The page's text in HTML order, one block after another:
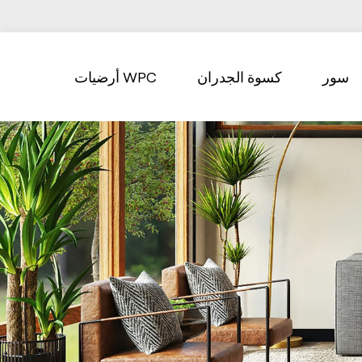
أرضيات WPC كسوة الجدران سور